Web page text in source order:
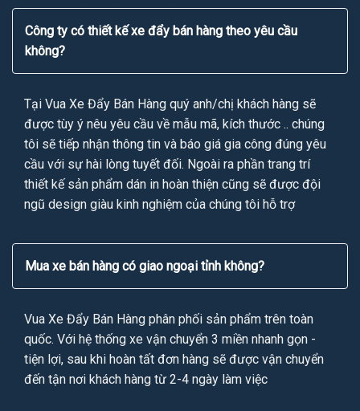
Công ty có thiết kế xe đẩy bán hàng theo yêu cầu
không?
Tại Vua Xe Đẩy Bán Hàng quý anh/chị khách hàng sẽ
được tùy ý nêu yêu cầu về mẫu mã, kích thước .. chúng
tôi sẽ tiếp nhận thông tin và báo giá gia công đúng yêu
cầu với sự hài lòng tuyết đối. Ngoài ra phần trang trí
thiết kế sản phẩm dán in hoàn thiện cũng sẽ được đội
ngũ design giàu kinh nghiệm của chúng tôi hỗ trợ
Mua xe bán hàng có giao ngoại tỉnh không?
Vua Xe Đẩy Bán Hàng phân phối sản phẩm trên toàn
quốc. Với hệ thống xe vận chuyển 3 miền nhanh gọn -
tiện lợi, sau khi hoàn tất đơn hàng sẽ được vận chuyển
đến tận nơi khách hàng từ 2-4 ngày làm việc